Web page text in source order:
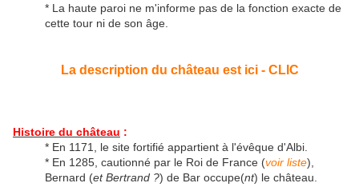
* La haute paroi ne m'informe pas de la fonction exacte de
cette tour ni de son âge.
La description du château est ici - CLIC
Histoire du château :
* En 1171, le site fortifié appartient à l'évêque d'Albi.
* En 1285, cautionné par le Roi de France (voir liste),
Bernard (et Bertrand ?) de Bar occupe(nt) le château.